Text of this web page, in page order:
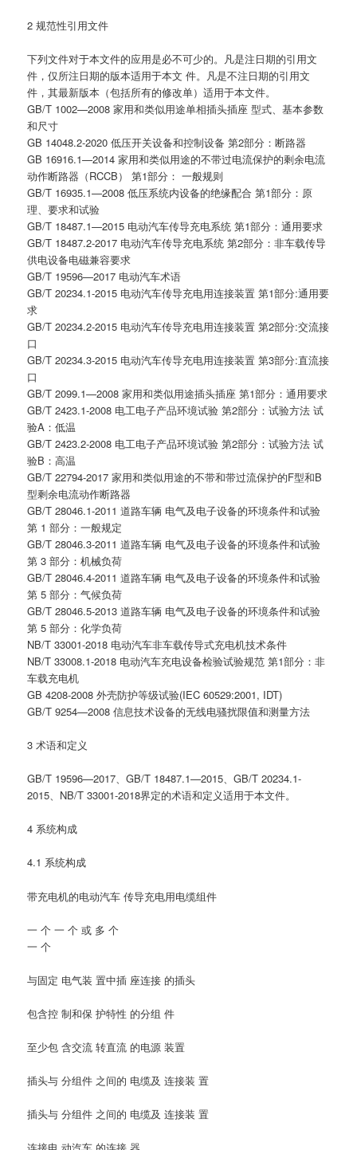
2 规范性引用文件
下列文件对于本文件的应用是必不可少的。凡是注日期的引用文
件，仅所注日期的版本适用于本文 件。凡是不注日期的引用文
件，其最新版本（包括所有的修改单）适用于本文件。
GB/T 1002—2008 家用和类似用途单相插头插座 型式、基本参数
和尺寸
GB 14048.2-2020 低压开关设备和控制设备 第2部分：断路器
GB 16916.1—2014 家用和类似用途的不带过电流保护的剩余电流
动作断路器（RCCB） 第1部分： 一般规则
GB/T 16935.1—2008 低压系统内设备的绝缘配合 第1部分：原
理、要求和试验
GB/T 18487.1—2015 电动汽车传导充电系统 第1部分：通用要求
GB/T 18487.2-2017 电动汽车传导充电系统 第2部分：非车载传导
供电设备电磁兼容要求
GB/T 19596—2017 电动汽车术语
GB/T 20234.1-2015 电动汽车传导充电用连接装置 第1部分:通用要
求
GB/T 20234.2-2015 电动汽车传导充电用连接装置 第2部分:交流接
口
GB/T 20234.3-2015 电动汽车传导充电用连接装置 第3部分:直流接
口
GB/T 2099.1—2008 家用和类似用途插头插座 第1部分：通用要求
GB/T 2423.1-2008 电工电子产品环境试验 第2部分：试验方法 试
验A：低温
GB/T 2423.2-2008 电工电子产品环境试验 第2部分：试验方法 试
验B：高温
GB/T 22794-2017 家用和类似用途的不带和带过流保护的F型和B
型剩余电流动作断路器
GB/T 28046.1-2011 道路车辆 电气及电子设备的环境条件和试验
第 1 部分：一般规定
GB/T 28046.3-2011 道路车辆 电气及电子设备的环境条件和试验
第 3 部分：机械负荷
GB/T 28046.4-2011 道路车辆 电气及电子设备的环境条件和试验
第 5 部分：气候负荷
GB/T 28046.5-2013 道路车辆 电气及电子设备的环境条件和试验
第 5 部分：化学负荷
NB/T 33001-2018 电动汽车非车载传导式充电机技术条件
NB/T 33008.1-2018 电动汽车充电设备检验试验规范 第1部分：非
车载充电机
GB 4208-2008 外壳防护等级试验(IEC 60529:2001, IDT)
GB/T 9254—2008 信息技术设备的无线电骚扰限值和测量方法
3 术语和定义
GB/T 19596—2017、GB/T 18487.1—2015、GB/T 20234.1-
2015、NB/T 33001-2018界定的术语和定义适用于本文件。
4 系统构成
4.1 系统构成
带充电机的电动汽车 传导充电用电缆组件
一 个 一 个 或 多 个
一 个
与固定 电气装 置中插 座连接 的插头
包含控 制和保 护特性 的分组 件
至少包 含交流 转直流 的电源 装置
插头与 分组件 之间的 电缆及 连接装 置
插头与 分组件 之间的 电缆及 连接装 置